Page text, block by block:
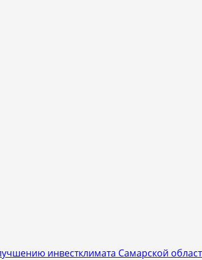
инвестклимата Самарской